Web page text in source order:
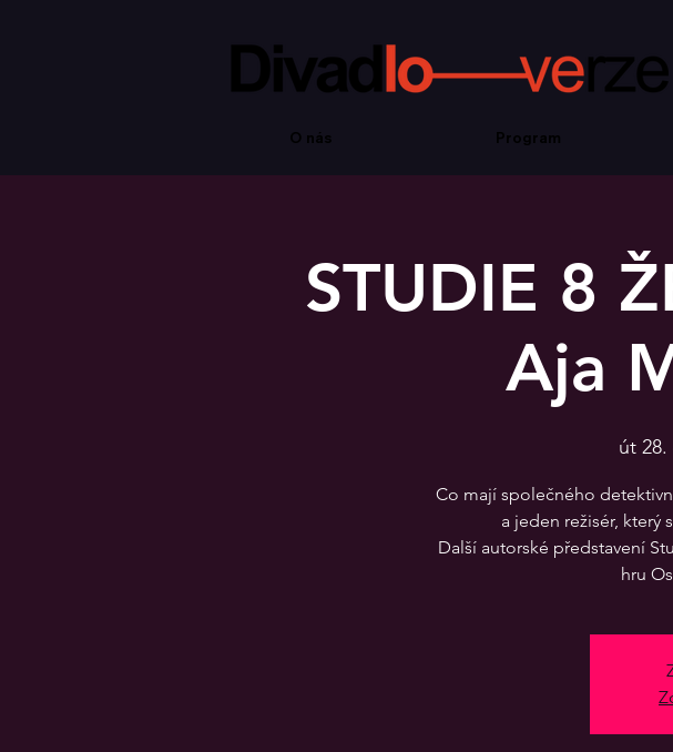
O nás Program
STUDIE 8
Aja
út 28.
Co mají společného
a jeden režisér, který
Další autorské představení
hru